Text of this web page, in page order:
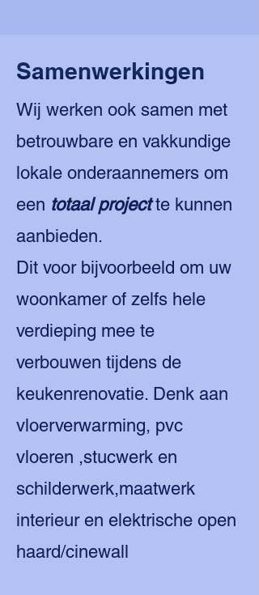
Samenwerkingen
Wij werken ook samen met
betrouwbare en vakkundige
lokale onderaannemers om
een totaal projectte kunnen
aanbieden.
Dit voor bijvoorbeeld om uw
woonkamer of zelfs hele
verdieping mee te
verbouwen tijdens de
keukenrenovatie. Denk aan
vloerverwarming, pvc
vloeren ,stucwerk en
schilderwerk,maatwerk
interieur en elektrische open
haard/cinewall